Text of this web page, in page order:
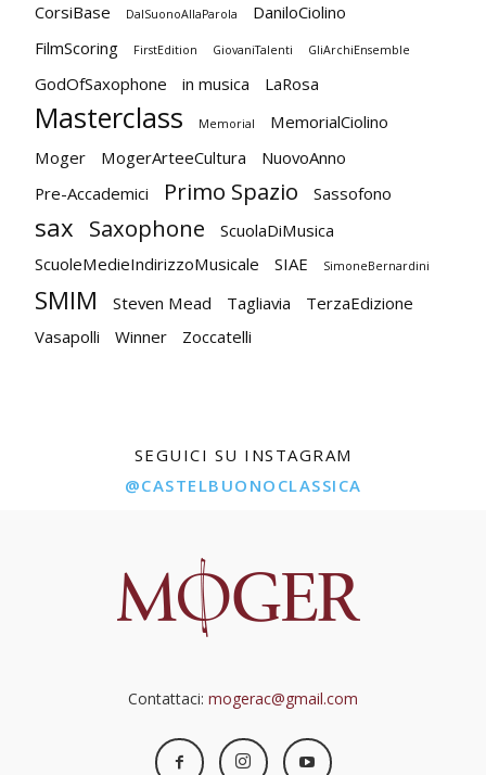
CorsiBase DalSuonoAllaParola
DaniloCiolino
FilmScoring
FirstEdition GiovaniTalenti GliArchiEnsemble
GodOfSaxophone in musica LaRosa
Masterclass Memorial
MemorialCiolino
Moger
MogerArteeCultura
NuovoAnno
Pre-Accademici
Primo Spazio Sassofono
sax Saxophone
ScuolaDiMusica
ScuoleMedieIndirizzoMusicale
SIAE SimoneBernardini
SMIM Steven Mead Tagliavia
TerzaEdizione
Vasapolli
Winner Zoccatelli
SEGUICI SU INSTAGRAM
@CASTELBUONOCLASSICA
Contattaci: mogerac@gmail.com